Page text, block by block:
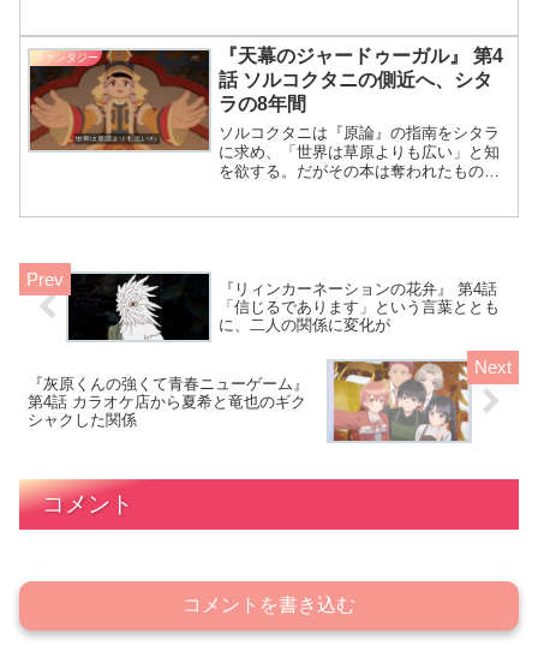
を取り戻すため、冬の代行者・寒椿狼星
がさくらへ連絡を試みる姿が描かれる。
春夏秋冬代行者の第9話だよ！おっ、今度
は撫子がいないね。
ファンタジー
『天幕のジャードゥーガル』 第4
話 ソルコクタニの側近へ、シタ
ラの8年間
ソルコクタニは『原論』の指南をシタラ
に求め、「世界は草原よりも広い」と知
を欲する。だがその本は奪われたもので
即位したのはオゴタイだった。
『リィンカーネーションの花弁』 第4話
「信じるであります」という言葉ととも
に、二人の関係に変化が
『灰原くんの強くて青春ニューゲーム』
第4話 カラオケ店から夏希と竜也のギク
シャクした関係
コメント
コメントを書き込む